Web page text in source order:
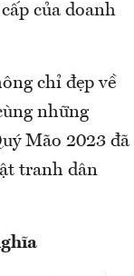
của doanh
chỉ đẹp về
những
Mão 2023 đã
tranh dân